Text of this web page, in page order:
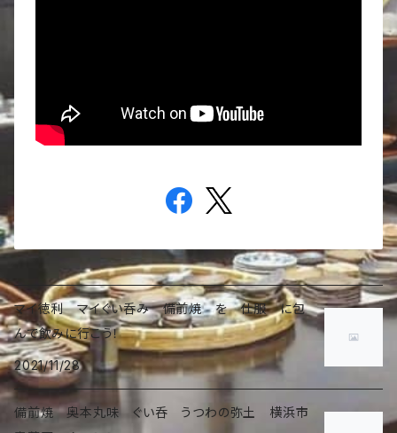
マイ徳利 マイぐい呑み 備前焼 を 仕服 に包
んで飲みに行こう！
2021/11/28
備前焼 奥本丸味 ぐい呑 うつわの弥土 横浜市